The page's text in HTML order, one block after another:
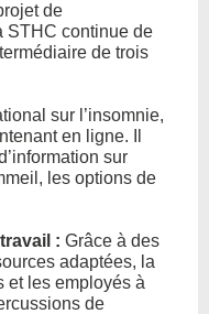
de
STHC continue de
de trois
sur l’insomnie,
en ligne. Il
sur
les options de
: Grâce à des
adaptées, la
et les employés à
de